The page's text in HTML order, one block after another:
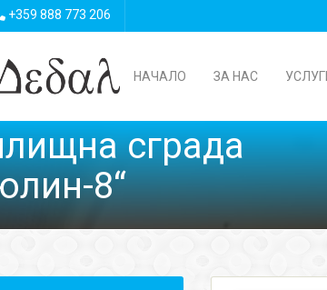
+359 888 773 206
НАЧАЛО ЗА НАС
сграда
8“